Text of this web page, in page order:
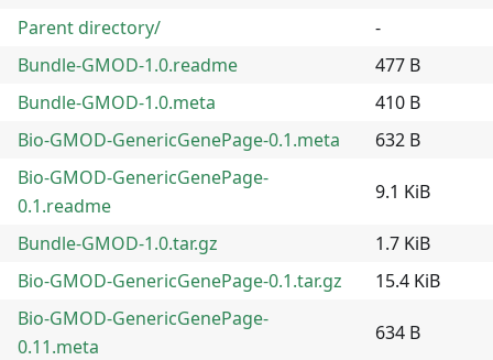
Parent directory/
-
Bundle-GMOD-1.0.readme
477 B
Bundle-GMOD-1.0.meta
410 B
Bio-GMOD-GenericGenePage-0.1.meta
632 B
Bio-GMOD-GenericGenePage-
0.1.readme
9.1 KiB
Bundle-GMOD-1.0.tar.gz
1.7 KiB
Bio-GMOD-GenericGenePage-0.1.tar.gz
15.4 KiB
Bio-GMOD-GenericGenePage-
0.11.meta
634 B